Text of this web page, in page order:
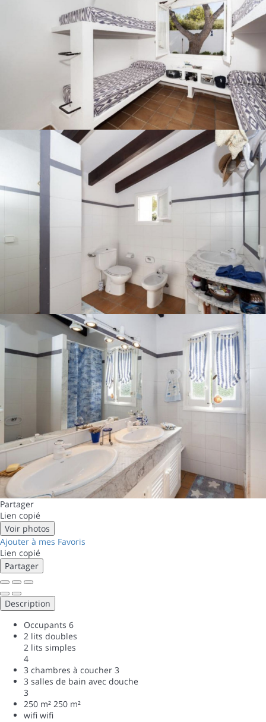
Partager
Lien copié
Voir photos
Ajouter à mes Favoris
Lien copié
Partager
Description
Occupants 6
2 lits doubles
2 lits simples
4
3 chambres à coucher 3
3 salles de bain avec douche
3
250 m² 250 m²
wifi wifi